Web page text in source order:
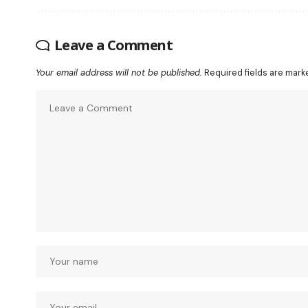
Leave a Comment
Your email address will not be published. Required fields are